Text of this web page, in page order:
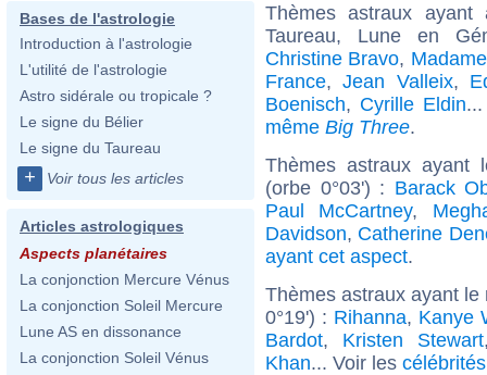
Bases de l'astrologie
Introduction à l'astrologie
L'utilité de l'astrologie
Astro sidérale ou tropicale ?
Le signe du Bélier
Le signe du Taureau
+ Voir tous les articles
Articles astrologiques
Aspects planétaires
La conjonction Mercure Vénus
La conjonction Soleil Mercure
Lune AS en dissonance
La conjonction Soleil Vénus
Thèmes astraux
Taureau, Lune en
Christine Bravo,
France,Jean Valleix,
Boenisch, Cyrille Eldin
même Big Three.
Thèmes astraux ayant
(orbe 0°03') : Barack
Paul McCartney,
Davidson, Catherine
ayant cet aspect.
Thèmes astraux ayant
0°19') : Rihanna, Kanye
Bardot, Kristen Stewart
Khan... Voir les